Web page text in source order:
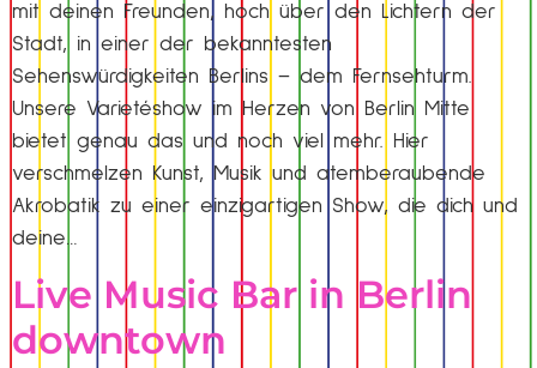
mit deinen Freunden, hoch über den Lichtern der
Stadt, in einer der bekanntesten
Sehenswürdigkeiten Berlins – dem Fernsehturm.
Unsere Varietéshow im Herzen von Berlin Mitte
bietet genau das und noch viel mehr. Hier
verschmelzen Kunst, Musik und atemberaubende
Akrobatik zu einer einzigartigen Show, die dich und
deine…
Live Music Bar in Berlin
downtown